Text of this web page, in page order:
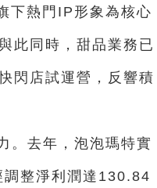
下熱門IP形象為核心
此同時，甜品業務已
閃店試運營，反響積
。去年，泡泡瑪特實
整淨利潤達130.84